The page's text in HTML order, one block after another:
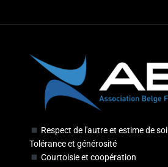
Respect de l'autre et estime de soi
Tolérance et générosité
Courtoisie et coopération